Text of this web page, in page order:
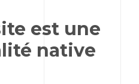
est une
native